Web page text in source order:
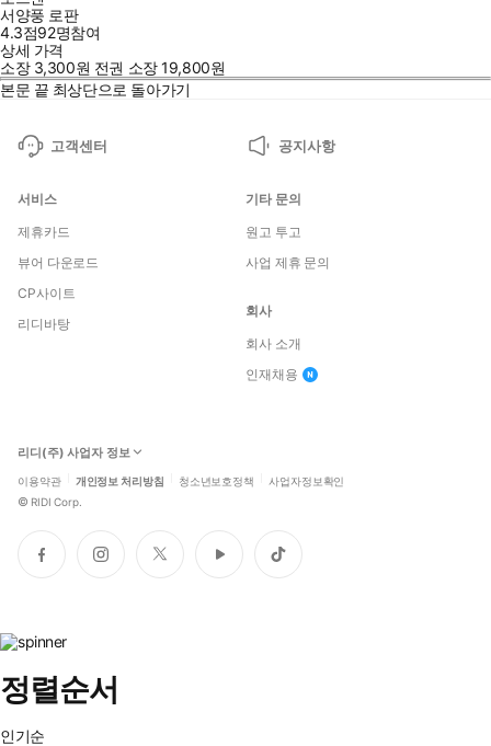
서양풍 로판
4.3점92명참여
상세 가격
소장 3,300원 전권 소장19,800원
본문 끝 최상단으로 돌아가기
고객센터 공지사항
서비스
제휴카드
뷰어 다운로드
CP사이트
리디바탕
기타 문의
원고 투고
사업 제휴 문의
회사
회사 소개
인재채용
리디(주) 사업자 정보
이용약관 개인정보 처리방침 청소년보호정책 사업자정보확인
© RIDI Corp.
페
이
인
스
트
위
유
튜
틱
톡
정렬순서
인기순